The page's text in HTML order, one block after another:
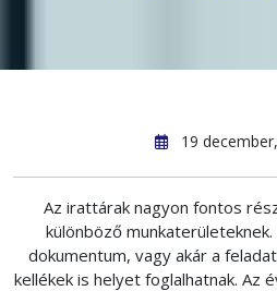
19
Az irattárak nagyon fontos
különböző
dokumentum, vagy akár a
kellékek is helyet foglalhatnak. Az